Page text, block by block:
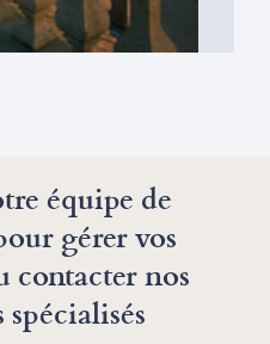
équipe de
gérer vos
contacter nos
spécialisés